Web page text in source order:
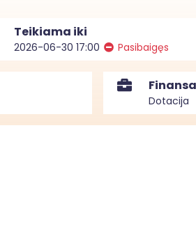
Teikiama iki
2026-06-30 17:00 Pasibaigęs
Dotacija